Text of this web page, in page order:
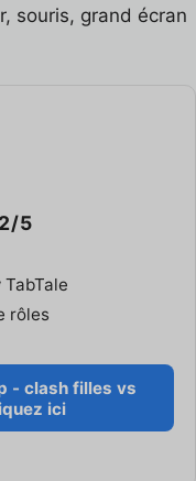
souris, grand écran
5
TabTale
rôles
- clash filles vs
ici